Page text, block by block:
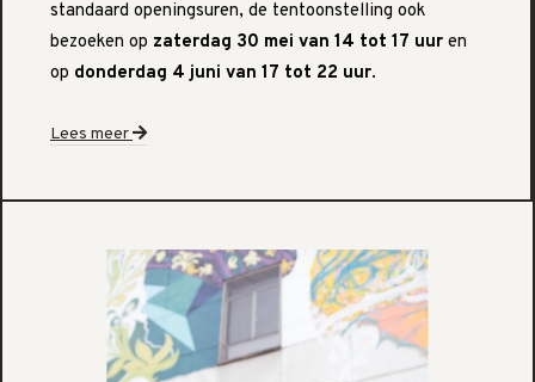
standaard openingsuren, de tentoonstelling ook
bezoeken op zaterdag 30 mei van 14 tot 17 uur en
op donderdag 4 juni van 17 tot 22 uur.
Lees meer